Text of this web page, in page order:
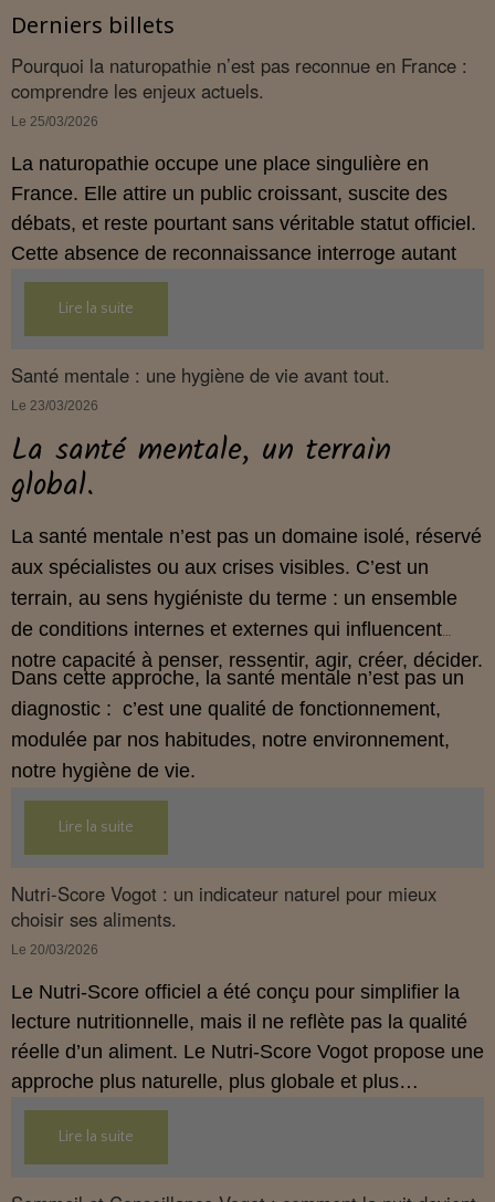
Derniers billets
Pourquoi la naturopathie n’est pas reconnue en France :
comprendre les enjeux actuels.
Le 25/03/2026
La naturopathie occupe une place singulière en
France. Elle attire un public croissant, suscite des
débats, et reste pourtant sans véritable statut officiel.
Cette absence de reconnaissance interroge autant
les praticiens, que les personnes en quête d’une
approche globale de la santé.
reconnue en France, nécessite d’examiner son
institutionnels et les attentes du public. Cet article
propose une analyse claire, et structurée pour
Lire la suite
Santé mentale : une hygiène de vie avant tout.
Le 23/03/2026
La santé mentale, un terrain
global.
La santé mentale n’est pas un domaine isolé, réservé
aux spécialistes ou aux crises visibles. C’est un
terrain, au sens hygiéniste du terme : un ensemble
de conditions internes et externes qui influencent
notre capacité à penser, ressentir, agir, créer, décider.
Dans cette approche, la santé mentale n’est pas un
diagnostic : c’est une qualité de fonctionnement,
modulée par nos habitudes, notre environnement,
notre hygiène de vie.
Lire la suite
Nutri‑Score Vogot : un indicateur naturel pour mieux
choisir ses aliments.
Le 20/03/2026
Le Nutri‑Score officiel a été conçu pour simplifier la
lecture nutritionnelle, mais il ne reflète pas la qualité
réelle d’un aliment. Le Nutri‑Score Vogot propose une
approche plus naturelle, plus globale et plus
cohérente avec l’hygiénisme. Cette introduction
présente les bases de ce nouvel indicateur.
Lire la suite